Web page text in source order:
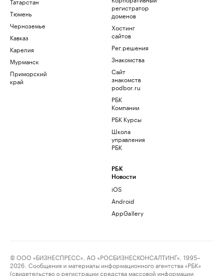
Тюмень
Черноземье
Кавказ
Карелия
Мурманск
Приморский
край
регистратор
доменов
Хостинг
сайтов
Рег.решения
Знакомства
Сайт
знакомств
podbor.ru
РБК
Компании
РБК Курсы
Школа
управления
РБК
РБК
Новости
iOS
Android
AppGallery
© ООО «БИЗНЕСПРЕСС», АО «РОСБИЗНЕСКОНСАЛТИНГ», 1995–
2026. Сообщения и материалы информационного агентства «РБК»
(свидетельство о регистрации средства массовой информации